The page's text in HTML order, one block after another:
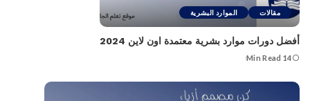
مقالات الموارد البشرية
أفضل دورات موارد بشرية معتمدة اون لاين 2024
14 Min Read